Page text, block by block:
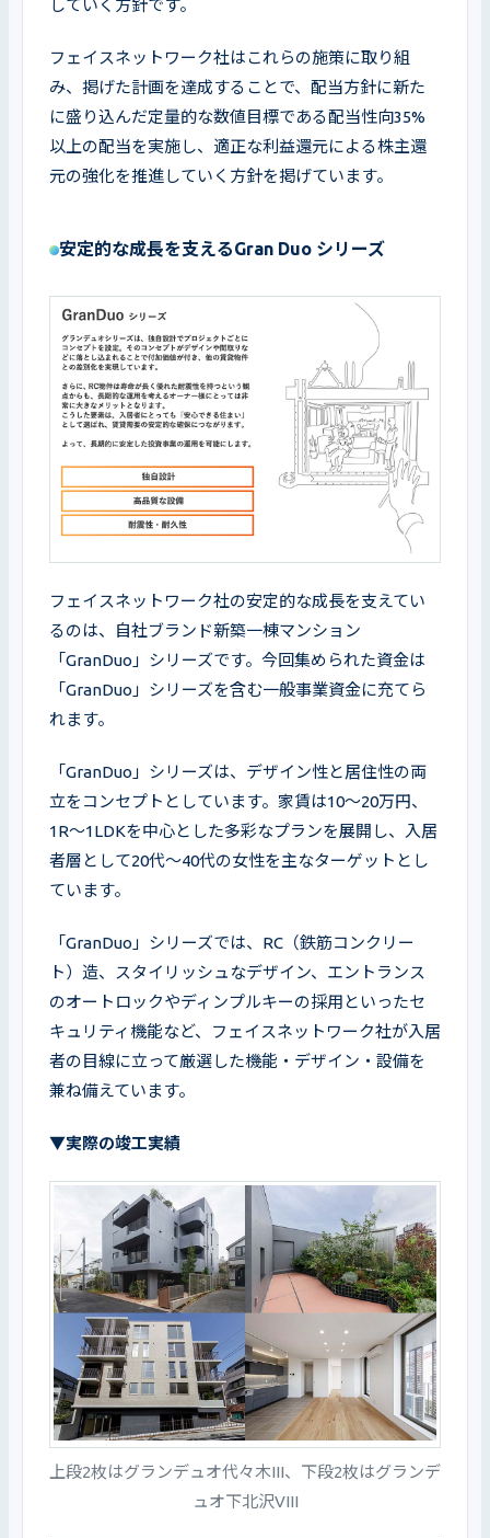
していく方針です。
フェイスネットワーク社はこれらの施策に取り組
み、掲げた計画を達成することで、配当方針に新た
に盛り込んだ定量的な数値目標である配当性向35%
以上の配当を実施し、適正な利益還元による株主還
元の強化を推進していく方針を掲げています。
安定的な成長を支えるGran Duo シリーズ
フェイスネットワーク社の安定的な成長を支えてい
るのは、自社ブランド新築一棟マンション
「GranDuo」シリーズです。今回集められた資金は
「GranDuo」シリーズを含む一般事業資金に充てら
れます。
「GranDuo」シリーズは、デザイン性と居住性の両
立をコンセプトとしています。家賃は10～20万円、
1R～1LDKを中心とした多彩なプランを展開し、入居
者層として20代〜40代の女性を主なターゲットとし
ています。
「GranDuo」シリーズでは、RC（鉄筋コンクリー
ト）造、スタイリッシュなデザイン、エントランス
のオートロックやディンプルキーの採用といったセ
キュリティ機能など、フェイスネットワーク社が入居
者の目線に立って厳選した機能・デザイン・設備を
兼ね備えています。
▼実際の竣工実績
上段2枚はグランデュオ代々木III、下段2枚はグランデ
ュオ下北沢VIII